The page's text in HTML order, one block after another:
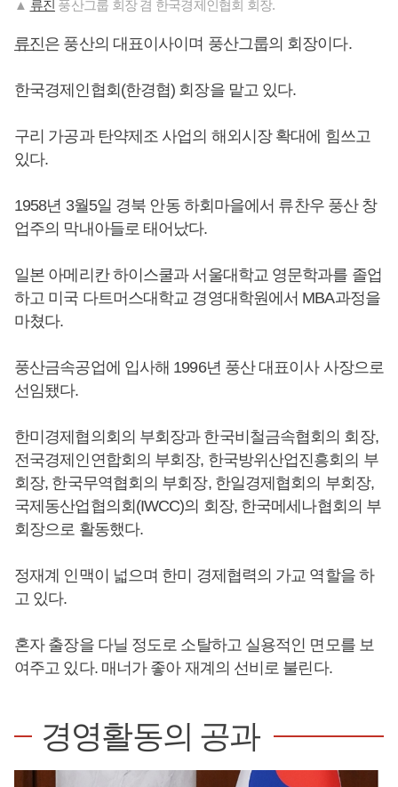
▲ 류진 풍산그룹 회장 겸 한국경제인협회 회장.
류진은 풍산의 대표이사이며 풍산그룹의 회장이다.
한국경제인협회(한경협) 회장을 맡고 있다.
구리 가공과 탄약제조 사업의 해외시장 확대에 힘쓰고
있다.
1958년 3월5일 경북 안동 하회마을에서 류찬우 풍산 창
업주의 막내아들로 태어났다.
일본 아메리칸 하이스쿨과 서울대학교 영문학과를 졸업
하고 미국 다트머스대학교 경영대학원에서 MBA과정을
마쳤다.
풍산금속공업에 입사해 1996년 풍산 대표이사 사장으로
선임됐다.
한미경제협의회의 부회장과 한국비철금속협회의 회장,
전국경제인연합회의 부회장, 한국방위산업진흥회의 부
회장, 한국무역협회의 부회장, 한일경제협회의 부회장,
국제동산업협의회(IWCC)의 회장, 한국메세나협회의 부
회장으로 활동했다.
정재계 인맥이 넓으며 한미 경제협력의 가교 역할을 하
고 있다.
혼자 출장을 다닐 정도로 소탈하고 실용적인 면모를 보
여주고 있다. 매너가 좋아 재계의 선비로 불린다.
경영활동의 공과